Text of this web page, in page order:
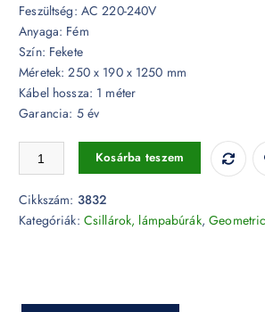
Feszültség: AC 220-240V
Anyaga: Fém
Szín: Fekete
Méretek: 250 x 190 x 1250 mm
Kábel hossza: 1 méter
Garancia: 5 év
Geometric háromszög csillár fekete - 3832
Kosárba teszem
Cikkszám: 3832
Kategóriák: Csillárok, lámpabúrák,